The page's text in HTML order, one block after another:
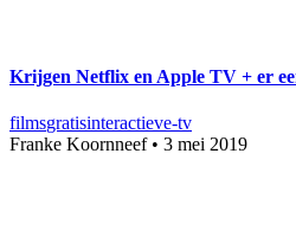
Krijgen Netflix en Apple TV + er
filmsgratisinteractieve-tv
Franke Koornneef• 3 mei 2019